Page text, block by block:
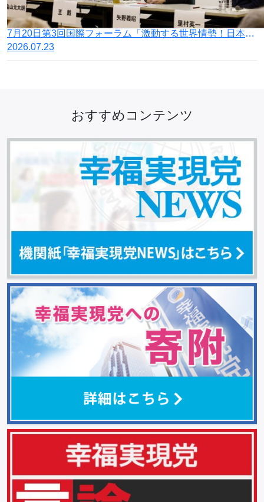
7月20日第3回国際フォーラム「激動する世界情勢！日本の針路を問う」開催
2026.07.23
おすすめコンテンツ